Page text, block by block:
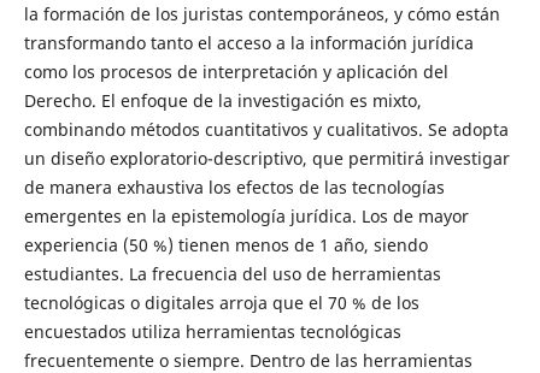
la formación de los juristas contemporáneos, y cómo están
transformando tanto el acceso a la información jurídica
como los procesos de interpretación y aplicación del
Derecho. El enfoque de la investigación es mixto,
combinando métodos cuantitativos y cualitativos. Se adopta
un diseño exploratorio-descriptivo, que permitirá investigar
de manera exhaustiva los efectos de las tecnologías
emergentes en la epistemología jurídica. Los de mayor
experiencia (50 %) tienen menos de 1 año, siendo
estudiantes. La frecuencia del uso de herramientas
tecnológicas o digitales arroja que el 70 % de los
encuestados utiliza herramientas tecnológicas
frecuentemente o siempre. Dentro de las herramientas